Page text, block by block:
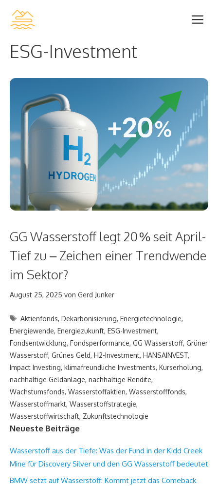
Inhalt
ESG-Investment
GG Wasserstoff legt 20 % seit April-
Tief zu – Zeichen einer Trendwende
im Sektor?
August 25, 2025 von Gerd Junker
Schlagwörter
Aktienfonds,Dekarbonisierung,Energietechnologie,
Energiewende, Energiezukunft, ESG-Investment,
Fondsentwicklung, Fondsperformance, GG Wasserstoff, Grüner
Wasserstoff, Grünes Geld, H2-Investment, HANSAINVEST,
Impact Investing, klimafreundliche Investments, Kurserholung,
nachhaltige Geldanlage, nachhaltige Rendite,
Wachstumsfonds, Wasserstoffaktien, Wasserstofffonds,
Wasserstoffmarkt, Wasserstoffstrategie,
Wasserstoffwirtschaft, Zukunftstechnologie
Neueste Beiträge
Wasserstoff aus der Tiefe: Was der Fund in der Kidd Creek
Mine für Discovery Silver und den GG Wasserstoff bedeutet
BMW setzt auf Wasserstoff: Kommt jetzt das Comeback